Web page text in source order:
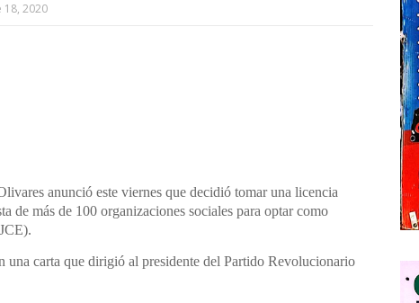
18, 2020
anunció este viernes que decidió tomar una licencia
de más de 100 organizaciones sociales para optar como
una carta que dirigió al presidente del Partido Revolucionario